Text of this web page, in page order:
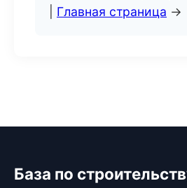
Главная страница →
База по